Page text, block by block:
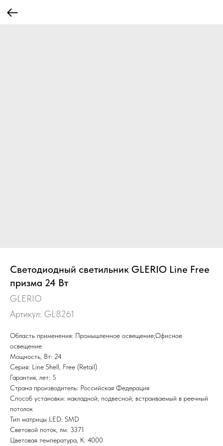
Светодиодный светильник GLERIO Line Free
призма 24 Вт
GLERIO
Артикул: GL8261
Область применения: Промышленное освещение;Офисное
освещение
Мощность, Вт: 24
Серия: Line Shell, Free (Retail)
Гарантия, лет: 5
Страна производитель: Российская Федерация
Способ установки: накладной; подвесной; встраиваемый в реечный
потолок
Тип матрицы LED: SMD
Световой поток, лм: 3371
Цветовая температура, К: 4000